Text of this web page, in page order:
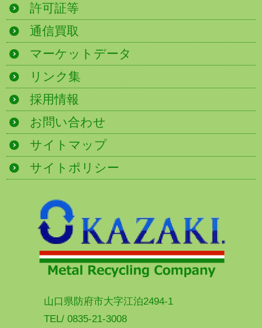
許可証等
通信買取
マーケットデータ
リンク集
採用情報
お問い合わせ
サイトマップ
サイトポリシー
山口県防府市大字江泊2494-1
TEL/ 0835-21-3008